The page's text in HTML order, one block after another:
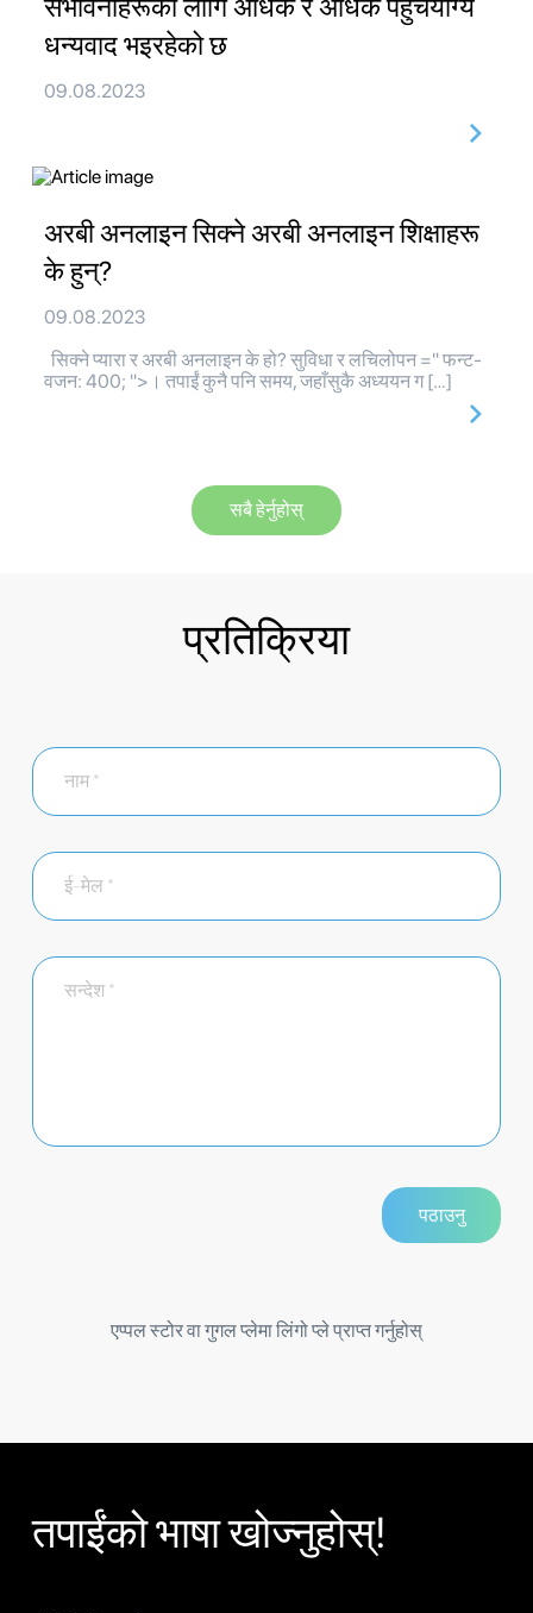
संभावनाहरूको लागि अधिक र अधिक पहुँचयोग्य
धन्यवाद भइरहेको छ
09.08.2023
अरबी अनलाइन सिक्ने अरबी अनलाइन शिक्षाहरू
के हुन्?
09.08.2023
सिक्ने प्यारा र अरबी अनलाइन के हो? सुविधा र लचिलोपन =" फन्ट-
वजन: 400; ">। तपाईं कुनै पनि समय, जहाँसुकै अध्ययन ग […]
सबै हेर्नुहोस्
प्रतिक्रिया
एप्पल स्टोर वा गुगल प्लेमा लिंगो प्ले प्राप्त गर्नुहोस्
तपाईंको भाषा खोज्नुहोस्!